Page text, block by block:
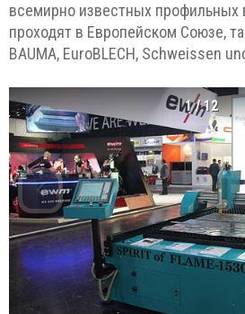
всемирно известных профильных
проходят в Европейском Союзе,
BAUMA, EuroBLECH, Schweissen
1/12